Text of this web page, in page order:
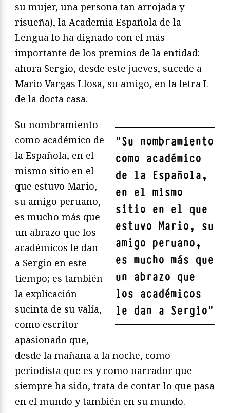
su mujer, una persona tan arrojada y
risueña), la Academia Española de la
Lengua lo ha dignado con el más
importante de los premios de la entidad:
ahora Sergio, desde este jueves, sucede a
Mario Vargas Llosa, su amigo, en la letra L
de la docta casa.
"Su nombramiento
como académico
de la Española,
en el mismo
sitio en el que
estuvo Mario, su
amigo peruano,
es mucho más que
un abrazo que
los académicos
le dan a Sergio"
Su nombramiento
como académico de
la Española, en el
mismo sitio en el
que estuvo Mario,
su amigo peruano,
es mucho más que
un abrazo que los
académicos le dan
a Sergio en este
tiempo; es también
la explicación
sucinta de su valía,
como escritor
apasionado que,
desde la mañana a la noche, como
periodista que es y como narrador que
siempre ha sido, trata de contar lo que pasa
en el mundo y también en su mundo.